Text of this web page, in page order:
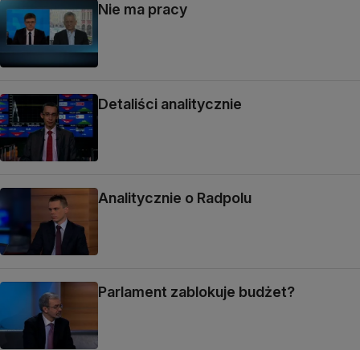
Nie ma pracy
Detaliści analitycznie
Analitycznie o Radpolu
Parlament zablokuje budżet?